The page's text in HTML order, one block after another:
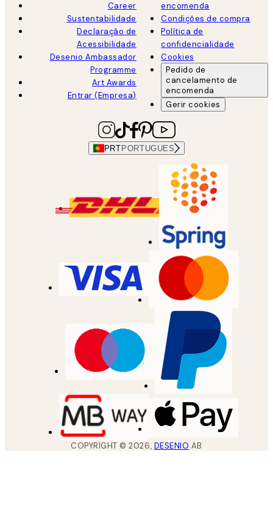
Career
Sustentabilidade
Declaração de
Acessibilidade
Desenio Ambassador
Programme
Art Awards
Entrar (Empresa)
encomenda
Condições de compra
Política de
confidencialidade
Cookies
Pedido de
cancelamento de
encomenda
Gerir cookies
PRT PORTUGUES
COPYRIGHT ©2026, DESENIO AB